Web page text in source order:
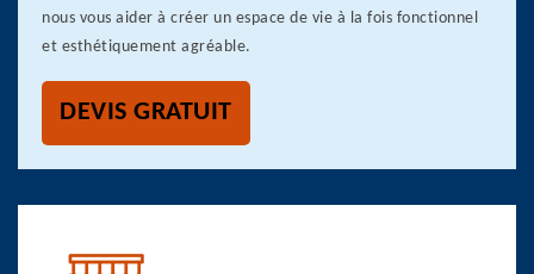
nous vous aider à créer un espace de vie à la fois fonctionnel
et esthétiquement agréable.
DEVIS GRATUIT